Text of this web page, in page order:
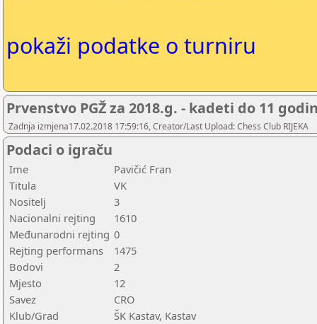
pokaži podatke o turniru
Prvenstvo PGŽ za 2018.g. - kadeti do 11
Zadnja izmjena17.02.2018 17:59:16, Creator/Last Upload: Chess Club RIJEKA
Podaci o igraču
Ime
Pavičić Fran
Titula
VK
Nositelj
3
Nacionalni rejting
1610
Međunarodni rejting 0
Rejting performans
1475
Bodovi
2
Mjesto
12
Savez
CRO
Klub/Grad
ŠK Kastav, Kastav